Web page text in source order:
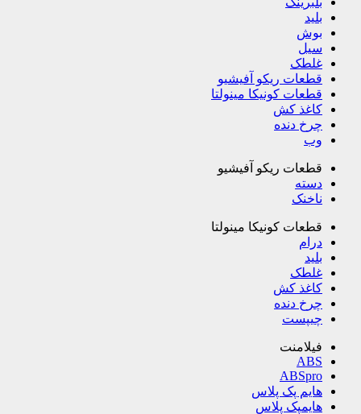
بلید
بوش
سیل
غلطک
قطعات ریکو آفیشیو
قطعات کونیکا مینولتا
کاغذ کش
چرخ دنده
وب
قطعات ریکو آفیشیو
دسته
ناخنک
قطعات کونیکا مینولتا
درام
بلید
غلطک
کاغذ کش
چرخ دنده
چیپست
فیلامنت
ABS
ABSpro
هایم پک پلاس
هایمپک پلاس